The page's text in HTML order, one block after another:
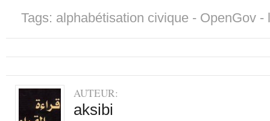
Tags: alphabétisation civique - OpenGov -
AUTEUR:
aksibi